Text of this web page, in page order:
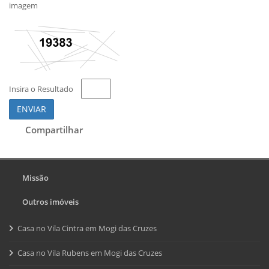
imagem
Insira o Resultado
ENVIAR
Compartilhar
Missão
Outros imóveis
Casa no Vila Cintra em Mogi das Cruzes
Casa no Vila Rubens em Mogi das Cruzes